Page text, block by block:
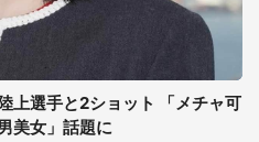
上選手と2ショット 「メチャ可
美女」話題に